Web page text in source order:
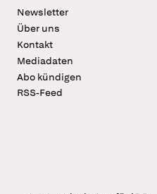
Newsletter
Über uns
Kontakt
Mediadaten
Abo kündigen
RSS-Feed